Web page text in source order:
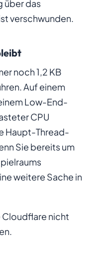
über das
verschwunden.
noch 1,2 KB
Auf einem
Low-End-
CPU
Haupt-Thread-
Sie bereits um
weitere Sache in
nicht